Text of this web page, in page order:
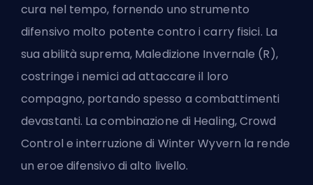
cura nel tempo, fornendo uno strumento
difensivo molto potente contro i carry fisici. La
sua abilità suprema, Maledizione Invernale (R),
costringe i nemici ad attaccare il loro
compagno, portando spesso a combattimenti
devastanti. La combinazione di Healing, Crowd
Control e interruzione di Winter Wyvern la rende
un eroe difensivo di alto livello.